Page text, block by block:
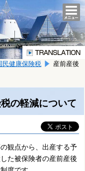
民健康保険税
産前産後
の軽減について
観点から、出産する予
た被保険者の産前産後